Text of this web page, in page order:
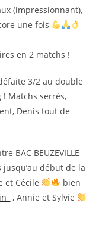
(impressionnant),
une fois
en 2 matchs !
3/2 au double
Matchs serrés,
Denis tout de
BAC BEUZEVILLE
début de la
et Cécile
bien
, Annie et Sylvie